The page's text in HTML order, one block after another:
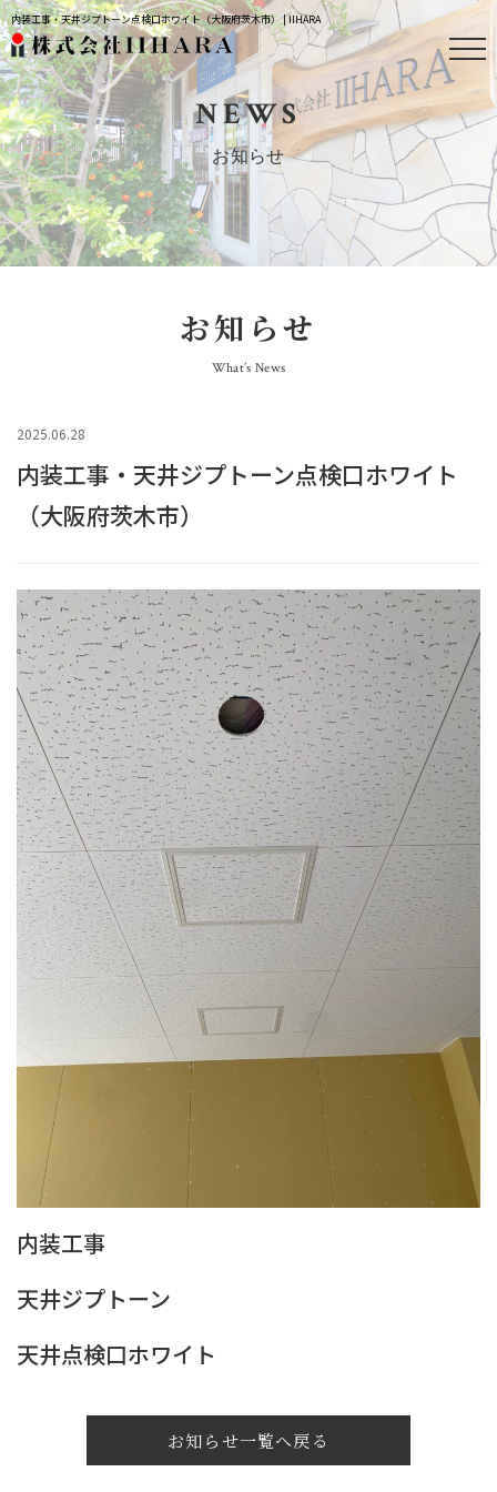
内装工事・天井ジプトーン点検口ホワイト（大阪府茨木市） | IIHARA
NEWS
お知らせ
お知らせ
What’s News
2025.06.28
内装工事・天井ジプトーン点検口ホワイト
（大阪府茨木市）
内装工事
天井ジプトーン
天井点検口ホワイト
お知らせ一覧へ戻る